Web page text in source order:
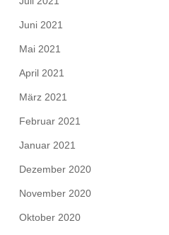
Juni 2021
Mai 2021
April 2021
März 2021
Februar 2021
Januar 2021
Dezember 2020
November 2020
Oktober 2020